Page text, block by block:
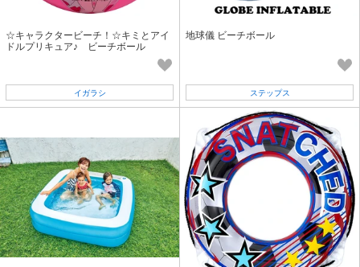
☆キャラクタービーチ！☆キミとアイ
ドルプリキュア♪ ビーチボール
イガラシ
地球儀 ビーチボール
ステップス